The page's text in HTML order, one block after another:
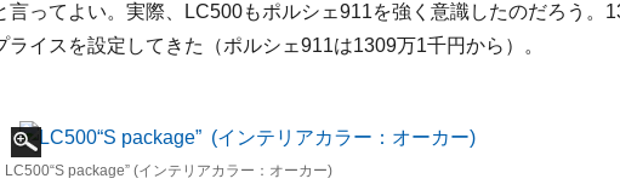
言ってよい。実際、LC500もポルシェ911を強く意識したのだろう。
ライスを設定してきた（ポルシェ911は1309万1千円から）。
LC500“S package” (インテリアカラー：オーカー)